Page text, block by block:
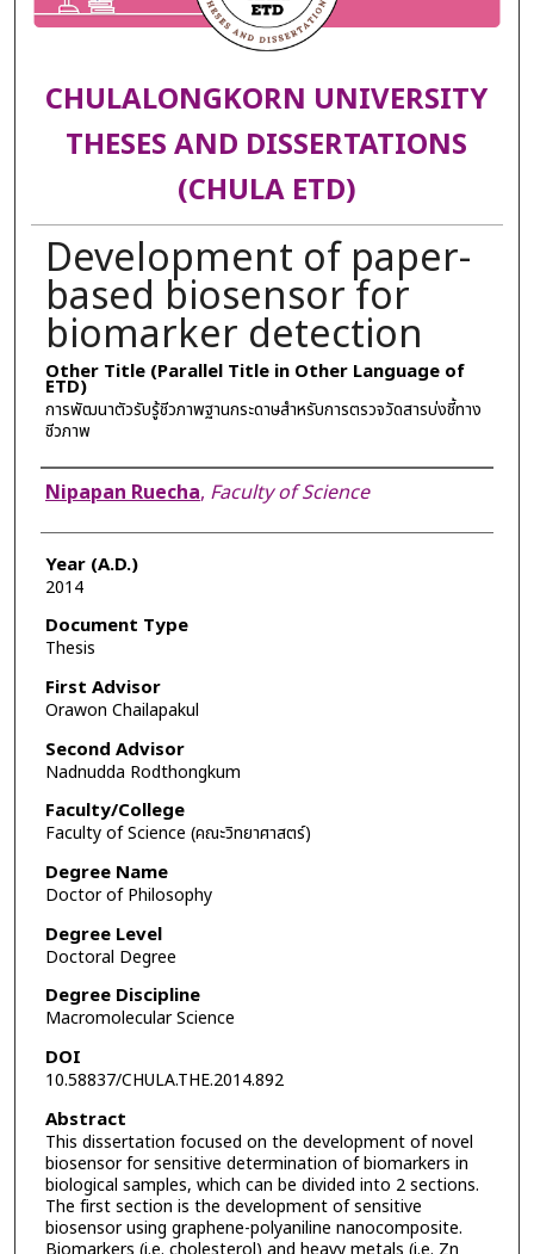
CHULALONGKORN UNIVERSITY
THESES AND DISSERTATIONS
(CHULA ETD)
Development of paper-
based biosensor for
biomarker detection
Other Title (Parallel Title in Other Language of
ETD)
การพัฒนาตัวรับรู้ชีวภาพฐานกระดาษสำหรับการตรวจวัดสารบ่งชี้ทาง
ชีวภาพ
Author
Nipapan Ruecha, Faculty of Science
Year (A.D.)
2014
Document Type
Thesis
First Advisor
Orawon Chailapakul
Second Advisor
Nadnudda Rodthongkum
Faculty/College
Faculty of Science (คณะวิทยาศาสตร์)
Degree Name
Doctor of Philosophy
Degree Level
Doctoral Degree
Degree Discipline
Macromolecular Science
DOI
10.58837/CHULA.THE.2014.892
Abstract
This dissertation focused on the development of novel
biosensor for sensitive determination of biomarkers in
biological samples, which can be divided into 2 sections.
The first section is the development of sensitive
biosensor using graphene-polyaniline nanocomposite.